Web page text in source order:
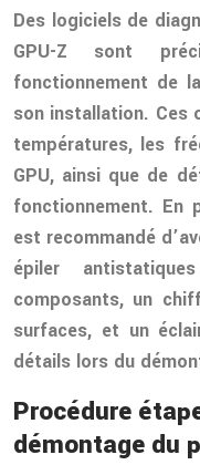
Des logiciels de
GPU-Z sont
fonctionnement de
son installation. Ces
températures, les
GPU, ainsi que de
fonctionnement. En
est recommandé
épiler
composants, un
surfaces, et un
détails lors du
Procédure
démontage du